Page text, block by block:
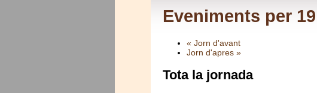
Eveniments per
« Jorn d'avant
Jorn d'apres »
Tota la jornada